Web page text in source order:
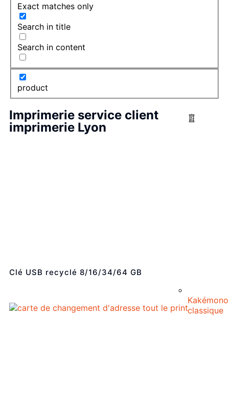
Kakémono
classique
Exact matches only
Search in title
Search in content
product
Imprimerie service client
imprimerie Lyon
Clé USB recyclé 8/16/34/64 GB